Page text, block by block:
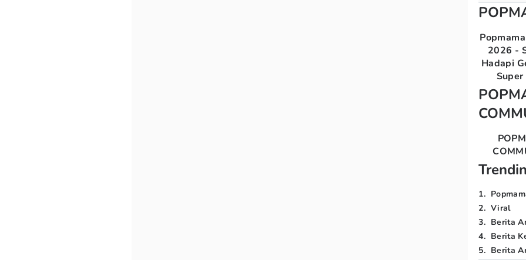
2026 -
Hadapi
1.
2. Viral
3. Berita
4. Berita
5. Berita